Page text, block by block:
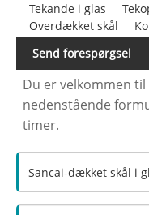
Tekande i glas
Overdækket skål
Send forespørgsel
Du er velkommen
nedenstående
timer.